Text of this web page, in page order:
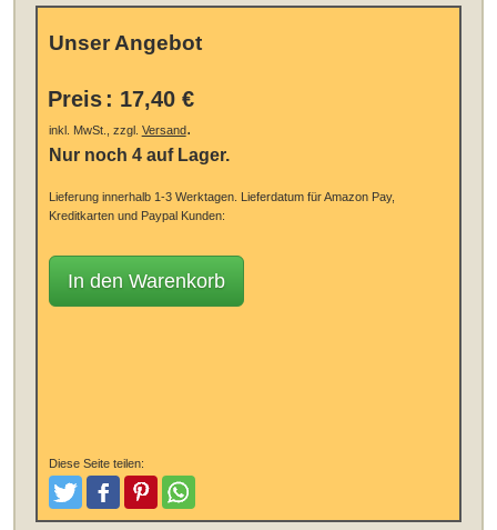
Unser Angebot
Preis : 17,40 €
inkl. MwSt., zzgl. Versand.
Nur noch 4 auf Lager.
Lieferung innerhalb 1-3 Werktagen. Lieferdatum für Amazon Pay,
Kreditkarten und Paypal Kunden:
In den Warenkorb
Diese Seite teilen:
TweetenPostenPinterestTeilen